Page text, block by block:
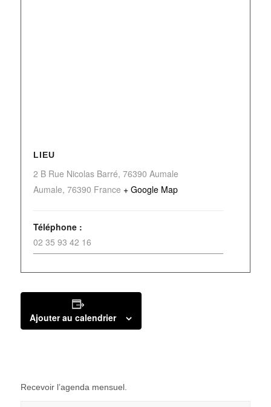
LIEU
2 B Rue Nicolas Barré, 76390 Aumale
Aumale, 76390 France + Google Map
Téléphone :
02 35 93 42 16
Ajouter au calendrier
Recevoir l’agenda mensuel.